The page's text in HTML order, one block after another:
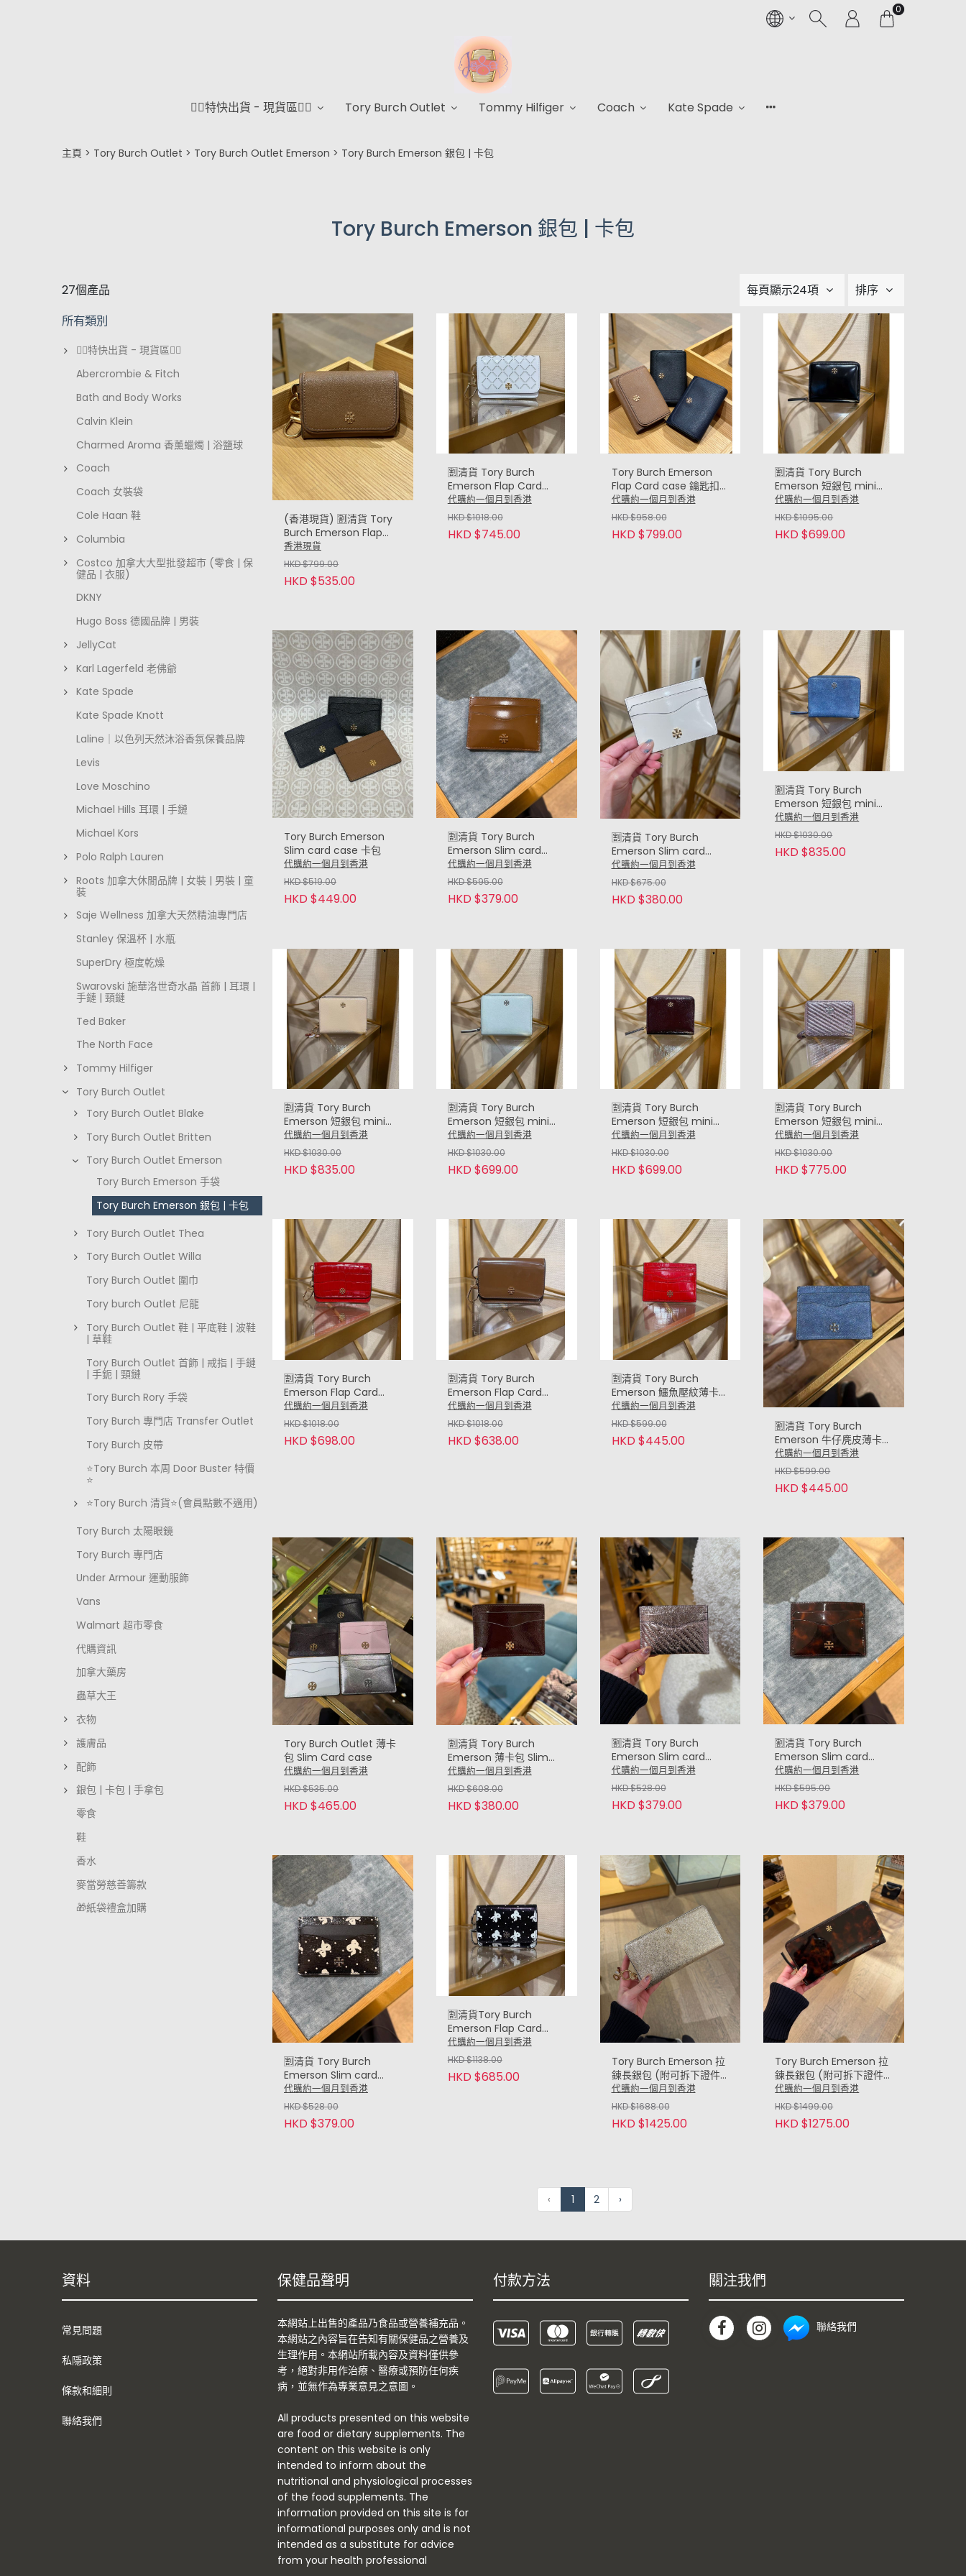
0
❤️‍🔥特快出貨 - 現貨區❤️‍🔥 Tory Burch Outlet Tommy Hilfiger Coach Kate Spade
主頁 Tory Burch Outlet Tory Burch Outlet Emerson Tory Burch Emerson 銀包 | 卡包
Tory Burch Emerson 銀包 | 卡包
每頁顯示24項 排序
27個產品
所有類別
❤️‍🔥特快出貨 - 現貨區❤️‍🔥
Abercrombie & Fitch
Bath and Body Works
Calvin Klein
Charmed Aroma 香薰蠟燭 | 浴鹽球
Coach
Coach 女裝袋
Cole Haan 鞋
Columbia
Costco 加拿大大型批發超市 (零食 | 保
健品 | 衣服)
DKNY
Hugo Boss 德國品牌 | 男裝
JellyCat
Karl Lagerfeld 老佛爺
Kate Spade
Kate Spade Knott
Laline｜以色列天然沐浴香氛保養品牌
Levis
Love Moschino
Michael Hills 耳環 | 手鏈
Michael Kors
Polo Ralph Lauren
Roots 加拿大休閒品牌 | 女裝 | 男裝 | 童
裝
Saje Wellness 加拿大天然精油專門店
Stanley 保溫杯 | 水瓶
SuperDry 極度乾燥
Swarovski 施華洛世奇水晶 首飾 | 耳環 |
手鏈 | 頸鏈
Ted Baker
The North Face
Tommy Hilfiger
Tory Burch Outlet
Tory Burch Outlet Blake
Tory Burch Outlet Britten
Tory Burch Outlet Emerson
Tory Burch Emerson 手袋
Tory Burch Emerson 銀包 | 卡包
Tory Burch Outlet Thea
Tory Burch Outlet Willa
Tory Burch Outlet 圍巾
Tory burch Outlet 尼龍
Tory Burch Outlet 鞋 | 平底鞋 | 波鞋
| 草鞋
Tory Burch Outlet 首飾 | 戒指 | 手鏈
| 手鈪 | 頸鏈
Tory Burch Rory 手袋
Tory Burch 專門店 Transfer Outlet
Tory Burch 皮帶
⭐Tory Burch 本周 Door Buster 特價
⭐
⭐Tory Burch 清貨⭐(會員點數不適用)
Tory Burch 太陽眼鏡
Tory Burch 專門店
Under Armour 運動服飾
Vans
Walmart 超市零食
代購資訊
加拿大藥房
蟲草大王
衣物
護膚品
配飾
銀包 | 卡包 | 手拿包
零食
鞋
香水
麥當勞慈善籌款
🎁紙袋禮盒加購
(香港現貨) 🈹️清貨 Tory
Burch Emerson Flap
Card case 鑰匙扣 ID 卡
包 (啡 Brown)
香港現貨
HKD $799.00
HKD $535.00
🈹清貨 Tory Burch
Emerson Flap Card
case 鑰匙扣 ID 卡包 (白
色通花 Optic White)
代購約一個月到香港
HKD $1018.00
HKD $745.00
Tory Burch Emerson
Flap Card case 鑰匙扣
ID 卡包
代購約一個月到香港
HKD $958.00
HKD $799.00
🈹清貨 Tory Burch
Emerson 短銀包 mini
wallet (漆皮黑 Patent
Black)
代購約一個月到香港
HKD $1095.00
HKD $699.00
Tory Burch Emerson
Slim card case 卡包
代購約一個月到香港
HKD $519.00
HKD $449.00
🈹清貨 Tory Burch
Emerson Slim card
case 卡包 (漆皮)
代購約一個月到香港
HKD $595.00
HKD $379.00
🈹清貨 Tory Burch
Emerson Slim card
holder (漆皮白 White)
代購約一個月到香港
HKD $675.00
HKD $380.00
🈹清貨 Tory Burch
Emerson 短銀包 mini
wallet (牛仔藍 Suede
Denim)
代購約一個月到香港
HKD $1030.00
HKD $835.00
🈹清貨 Tory Burch
Emerson 短銀包 mini
wallet (杏 Beige
Charm)
代購約一個月到香港
HKD $1030.00
HKD $835.00
🈹清貨 Tory Burch
Emerson 短銀包 mini
wallet (淺藍 Light Blue)
代購約一個月到香港
HKD $1030.00
HKD $699.00
🈹清貨 Tory Burch
Emerson 短銀包 mini
wallet (閃啡 Shinny
Brown)
代購約一個月到香港
HKD $1030.00
HKD $699.00
🈹清貨 Tory Burch
Emerson 短銀包 mini
wallet (閃粉紅 Sparking
Pink)
代購約一個月到香港
HKD $1030.00
HKD $775.00
🈹清貨 Tory Burch
Emerson Flap Card
case 鑰匙扣 ID 卡包 (鱷
魚紅 Croc Red)
代購約一個月到香港
HKD $1018.00
HKD $698.00
🈹清貨 Tory Burch
Emerson Flap Card
case 鑰匙扣 ID 卡包 (漆
皮啡 Patent Brown)
代購約一個月到香港
HKD $1018.00
HKD $638.00
🈹️清貨 Tory Burch
Emerson 鱷魚壓紋薄卡包
Croc Slim card case
(紅 Red)
代購約一個月到香港
HKD $599.00
HKD $445.00
🈹️清貨 Tory Burch
Emerson 牛仔麂皮薄卡包
Suede Slim card case
代購約一個月到香港
HKD $599.00
HKD $445.00
Tory Burch Outlet 薄卡
包 Slim Card case
代購約一個月到香港
HKD $535.00
HKD $465.00
🈹️清貨 Tory Burch
Emerson 薄卡包 Slim
card case (深啡 Dark
Brown)
代購約一個月到香港
HKD $608.00
HKD $380.00
🈹️清貨 Tory Burch
Emerson Slim card
case 薄卡包 (亮面粉紅
Sparkly Pink)
代購約一個月到香港
HKD $528.00
HKD $379.00
🈹清貨 Tory Burch
Emerson Slim card
case 薄卡包 (琥珀)
代購約一個月到香港
HKD $595.00
HKD $379.00
🈹️清貨 Tory Burch
Emerson Slim card
case 薄卡包 (蝴蝶結
Bow)
代購約一個月到香港
HKD $528.00
HKD $379.00
🈹清貨Tory Burch
Emerson Flap Card
case (蝴蝶結 Bow)
代購約一個月到香港
HKD $1138.00
HKD $685.00
Tory Burch Emerson 拉
鍊長銀包 (附可拆下證件
套) 金色連 Charm Gold
代購約一個月到香港
HKD $1688.00
HKD $1425.00
Tory Burch Emerson 拉
鍊長銀包 (附可拆下證件
套) 琥珀
代購約一個月到香港
HKD $1499.00
HKD $1275.00
‹ 1 2 ›
資料
常見問題
私隱政策
條款和細則
聯絡我們
保健品聲明
本網站上出售的產品乃食品或營養補充品。
本網站之內容旨在告知有關保健品之營養及
生理作用。本網站所載內容及資料僅供參
考，絕對非用作治療、醫療或預防任何疾
病，並無作為專業意見之意圖。
All products presented on this website
are food or dietary supplements. The
content on this website is only
intended to inform about the
nutritional and physiological processes
of the food supplements. The
information provided on this site is for
informational purposes only and is not
intended as a substitute for advice
from your health professional
付款方法 關注我們
聯絡我們